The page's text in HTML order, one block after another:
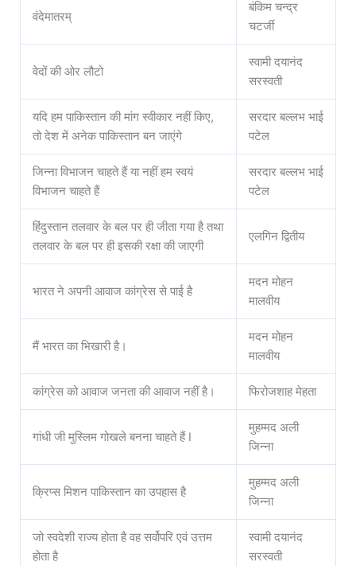
वंदेमातरम्
बंकिम चन्द्र
चटर्जी
वेदों की ओर लौटो
स्वामी दयानंद
सरस्वती
यदि हम पाकिस्तान की मांग स्वीकार नहीं किए,
तो देश में अनेक पाकिस्तान बन जाएंगे
सरदार बल्लभ भाई
पटेल
जिन्ना विभाजन चाहते हैं या नहीं हम स्वयं
विभाजन चाहते हैं
सरदार बल्लभ भाई
पटेल
हिंदुस्तान तलवार के बल पर ही जीता गया है तथा
तलवार के बल पर ही इसकी रक्षा की जाएगी
एलगिन द्वितीय
भारत ने अपनी आवाज कांग्रेस से पाई है
मदन मोहन
मालवीय
मैं भारत का भिखारी है।
मदन मोहन
मालवीय
कांग्रेस को आवाज जनता की आवाज नहीं है। फिरोजशाह मेहता
गांधी जी मुस्लिम गोखले बनना चाहते हैं I
मुहम्मद अली
जिन्ना
क्रिप्स मिशन पाकिस्तान का उपहास है
मुहम्मद अली
जिन्ना
जो स्वदेशी राज्य होता है वह सर्वोपरि एवं उत्तम
होता है
स्वामी दयानंद
सरस्वती